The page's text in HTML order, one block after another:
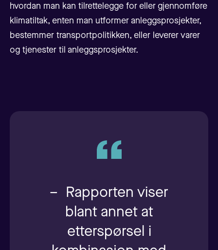
hvordan man kan tilrettelegge for eller gjennomføre
klimatiltak, enten man utformer anleggsprosjekter,
bestemmer transportpolitikken, eller leverer varer
og tjenester til anleggsprosjekter.
– Rapporten viser
blant annet at
etterspørsel i